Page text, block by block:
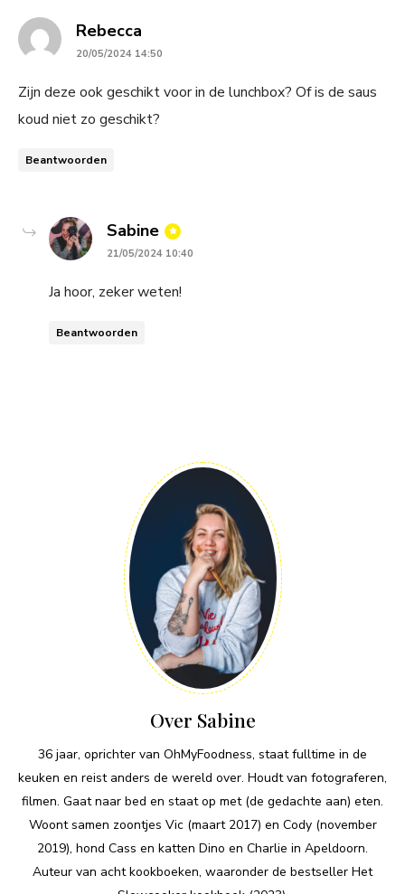
Rebecca
20/05/2024 14:50
Zijn deze ook geschikt voor in de lunchbox? Of is de saus
koud niet zo geschikt?
Beantwoorden
Sabine says:
21/05/2024 10:40
Ja hoor, zeker weten!
Beantwoorden
Over Sabine
36 jaar, oprichter van OhMyFoodness, staat fulltime in de
keuken en reist anders de wereld over. Houdt van fotograferen,
filmen. Gaat naar bed en staat op met (de gedachte aan) eten.
Woont samen zoontjes Vic (maart 2017) en Cody (november
2019), hond Cass en katten Dino en Charlie in Apeldoorn.
Auteur van acht kookboeken, waaronder de bestseller Het